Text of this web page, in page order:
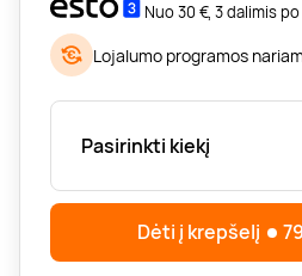
Nuo 30 €, 3 dalimis
Lojalumo programos
Pasirinkti kiekį
Dėti į krepšelį